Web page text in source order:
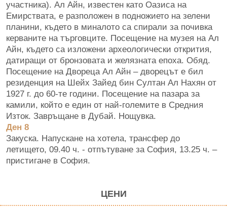
участника). Ал Айн, известен като Оазиса на
Емирствата, е разположен в подножието на зелени
планини, където в миналото са спирали за почивка
керваните на търговците. Посещение на музея на Ал
Айн, където са изложени археологически открития,
датиращи от бронзовата и желязната епоха. Обяд.
Посещение на Двореца Ал Айн – дворецът е бил
резиденция на Шейх Зайед бин Султан Ал Нахян от
1927 г. до 60-те години. Посещение на пазара за
камили, който е един от най-големите в Средния
Изток. Завръщане в Дубай. Нощувка.
Ден 8
Закуска. Напускане на хотела, трансфер до
летището, 09.40 ч. - отпътуване за София, 13.25 ч. –
пристигане в София.
ЦЕНИ